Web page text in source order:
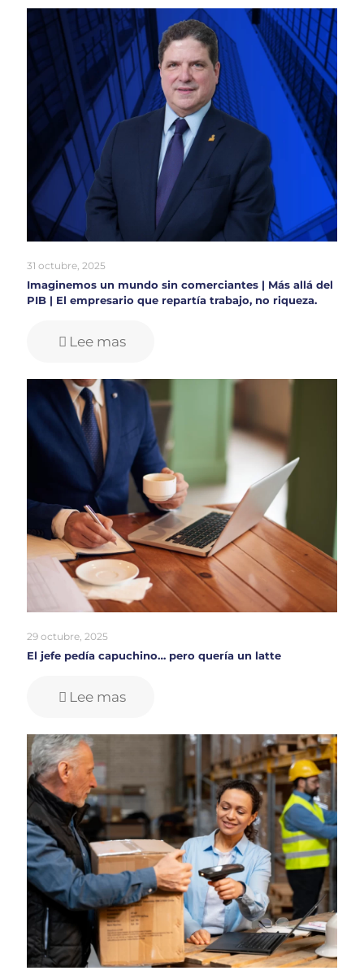
31 octubre, 2025
Imaginemos un mundo sin comerciantes | Más allá del
PIB | El empresario que repartía trabajo, no riqueza.
Lee mas
29 octubre, 2025
El jefe pedía capuchino… pero quería un latte
Lee mas